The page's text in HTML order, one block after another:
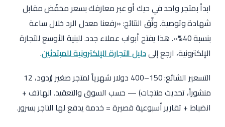
ابدأ بمتجر واحد في حيك أو عبر معارفك بسعر مخفّض مقابل
شهادة وتوصية. وثّق النتائج: «رفعنا معدل الرد خلال ساعة
بنسبة 40%». هذا يفتح أبواب عملاء جدد. للبنية الأوسع للتجارة
الإلكترونية، ارجع إلىدليل التجارة الإلكترونية للمبتدئين.
التسعير الشائع: 150–400 دولار شهرياً لمتجر صغير (ردود، 12
منشوراً، تحديث منتجات) — حسب السوق والتعقيد. الهاتف +
انضباط + تقارير أسبوعية قصيرة = خدمة يدفع لها التاجر بسرور.